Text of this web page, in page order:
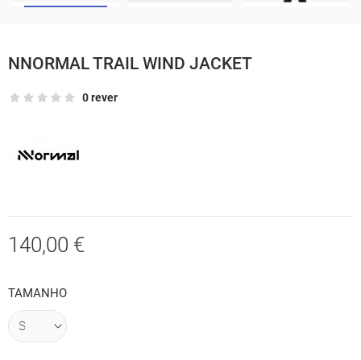
NNORMAL TRAIL WIND JACKET
0 rever
140,00 €
TAMANHO